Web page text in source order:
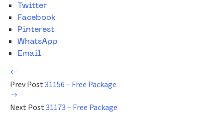
Twitter
Facebook
Pinterest
WhatsApp
Email
Prev Post31156 – Free Package
Next Post31173 – Free Package